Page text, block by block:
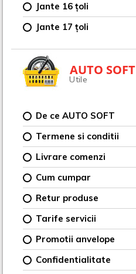
Jante 16 țoli
Jante 17 țoli
AUTO SOFT
Utile
De ce AUTO SOFT
Termene si conditii
Livrare comenzi
Cum cumpar
Retur produse
Tarife servicii
Promotii anvelope
Confidentialitate